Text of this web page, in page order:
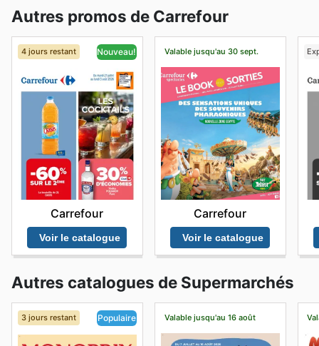
Autres promos de Carrefour
4 jours restant Nouveau!
Carrefour
Voir le catalogue
Valable jusqu'au 30 sept.
Carrefour
Voir le catalogue
Autres catalogues de Supermarchés
3 jours restant Populaire Valable jusqu'au 16 août